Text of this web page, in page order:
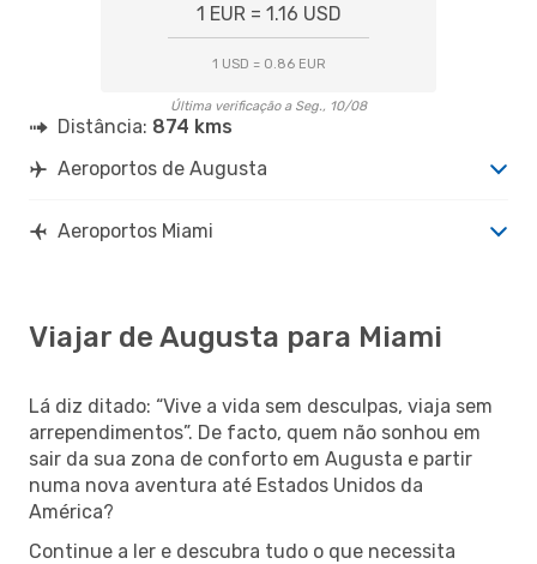
1 EUR = 1.16 USD
1 USD = 0.86 EUR
Última verificação a Seg., 10/08
Distância: 874 kms
Aeroportos de Augusta
Aeroportos Miami
Viajar de Augusta para Miami
Lá diz ditado: “Vive a vida sem desculpas, viaja sem
arrependimentos”. De facto, quem não sonhou em
sair da sua zona de conforto em Augusta e partir
numa nova aventura até Estados Unidos da
América?
Continue a ler e descubra tudo o que necessita